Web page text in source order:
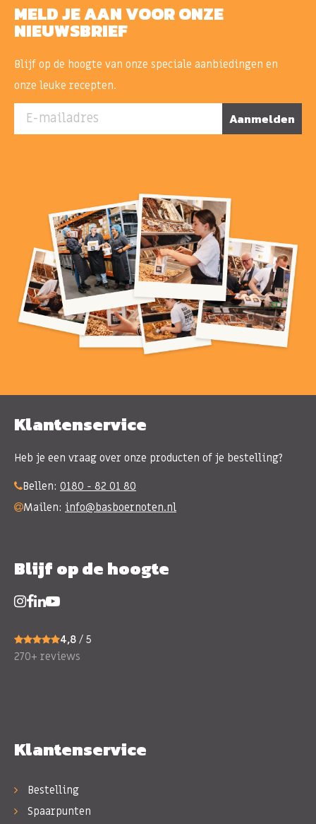
MELD JE AAN VOOR ONZE
NIEUWSBRIEF
Blijf op de hoogte van onze speciale aanbiedingen en
onze leuke recepten.
E-mailadres Aanmelden
Klantenservice
Heb je een vraag over onze producten of je bestelling?
Bellen: 0180 - 82 01 80
Mailen: info@basboernoten.nl
Blijf op de hoogte
4,8 / 5
270+ reviews
Klantenservice
Bestelling
Spaarpunten